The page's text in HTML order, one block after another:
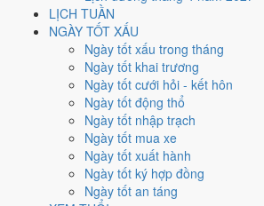
LỊCH TUẦN
NGÀY TỐT XẤU
Ngày tốt xấu trong tháng
Ngày tốt khai trương
Ngày tốt cưới hỏi - kết hôn
Ngày tốt động thổ
Ngày tốt nhập trạch
Ngày tốt mua xe
Ngày tốt xuất hành
Ngày tốt ký hợp đồng
Ngày tốt an táng
Mão, Ngọ, Thân, Dậu
Ngày Dương
Tháng 10 năm 2011
Tháng 10 âm năm 2011
Tiết Sương Giáng